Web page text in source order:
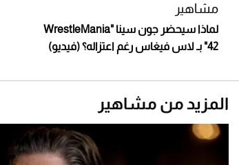
مشاهير
لماذا سيحضر جون سينا "WrestleMania
42" بـ لاس فيغاس رغم اعتزاله؟ (فيديو)
المزيد من مشاهير